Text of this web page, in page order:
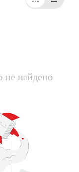
не найдено